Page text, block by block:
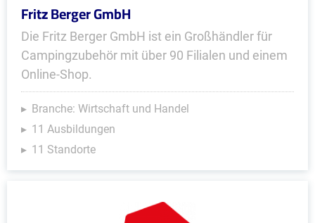
Fritz Berger GmbH
Die Fritz Berger GmbH ist ein Großhändler für
Campingzubehör mit über 90 Filialen und einem
Online-Shop.
Branche: Wirtschaft und Handel
11 Ausbildungen
11 Standorte